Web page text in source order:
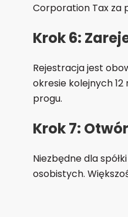
Corporation Tax za
Krok 6:
Rejestracja jest
okresie kolejnych
progu.
Krok 7:
Niezbędne dla
osobistych.